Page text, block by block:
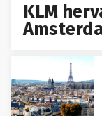
KLM